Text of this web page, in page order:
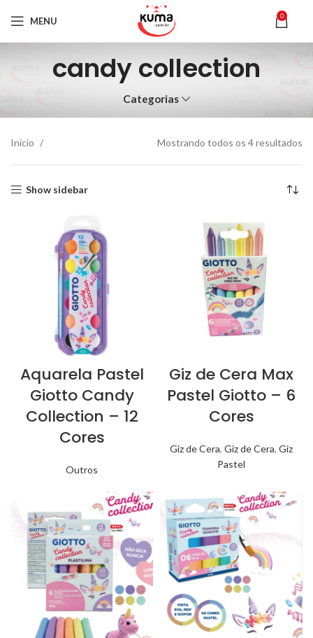
MENU 0
candy collection
Categorias
Início Mostrando todos os 4 resultados
Show sidebar
Aquarela Pastel
Giotto Candy
Collection – 12
Cores
Outros
Giz de Cera Max
Pastel Giotto – 6
Cores
Giz de Cera, Giz de Cera, Giz
Pastel